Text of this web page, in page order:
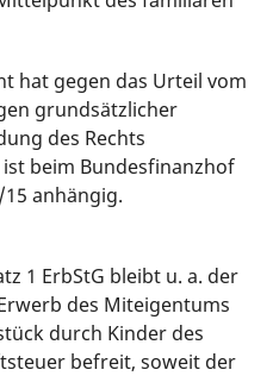
hat gegen das Urteil vom
grundsätzlicher
des Rechts
beim Bundesfinanzhof
15 anhängig.
1 ErbStG bleibt u. a. der
des Miteigentums
durch Kinder des
befreit, soweit der